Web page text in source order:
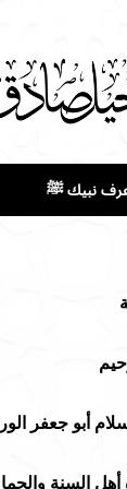
نبيك ﷺ
أبو جعفر
أهل السنة